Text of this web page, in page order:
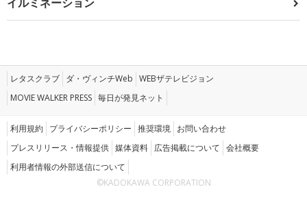
レタスクラブ ダ・ヴィンチWeb WEBザテレビジョン
MOVIE WALKER PRESS 毎日が発見ネット
利用規約 プライバシーポリシー 推奨環境 お問い合わせ
プレスリリース・情報提供 媒体資料 広告掲載について 会社概要
利用者情報の外部送信について
©KADOKAWA CORPORATION